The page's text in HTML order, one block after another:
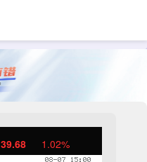
39.68 1.02%